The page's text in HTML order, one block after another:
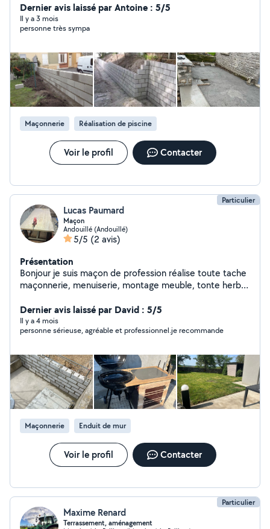
Dernier avis laissé par Antoine : 5/5
Il y a 3 mois
personne très sympa
Maçonnerie Réalisation de piscine
Voir le profil Contacter
Particulier
Lucas Paumard
Maçon
Andouillé (Andouillé)
5/5 (2 avis)
Présentation
Bonjour je suis maçon de profession réalise toute tache
maçonnerie, menuiserie, montage meuble, tonte herbe
Dernier avis laissé par David : 5/5
Il y a 4 mois
personne sérieuse, agréable et professionnel.je recommande
Maçonnerie Enduit de mur
Voir le profil Contacter
Particulier
Maxime Renard
Terrassement, aménagement